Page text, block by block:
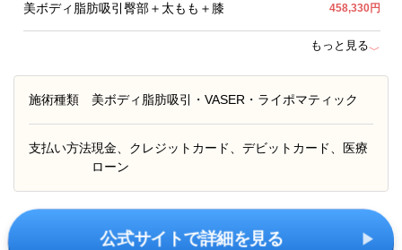
美ボディ脂肪吸引臀部＋太もも＋膝 458,330円
もっと見る﹀
施術種類 美ボディ脂肪吸引・VASER・ライポマティック
支払い方法現金、クレジットカード、デビットカード、医療
ローン
公式サイトで詳細を見る